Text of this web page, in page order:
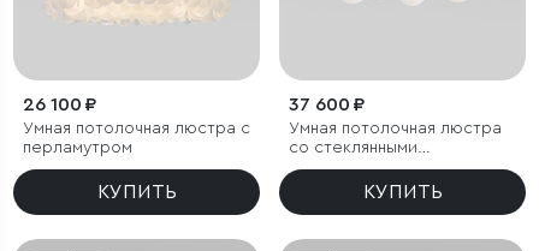
26 100 ₽
Умная потолочная люстра с
перламутром
КУПИТЬ
37 600 ₽
Умная потолочная люстра
со стеклянными
фактурными плафонами
КУПИТЬ